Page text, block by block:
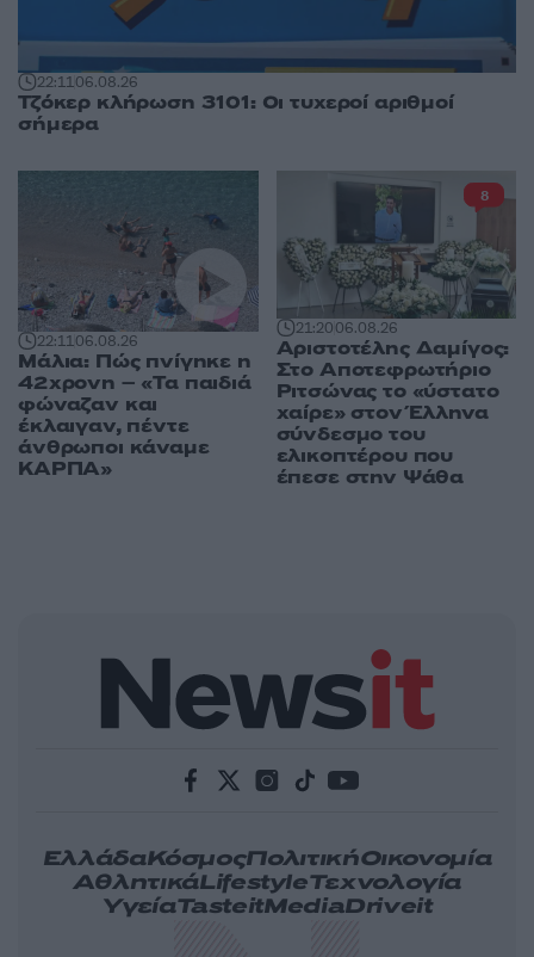
22:1106.08.26
Τζόκερ κλήρωση 3101: Οι τυχεροί αριθμοί
σήμερα
22:1106.08.26
Μάλια: Πώς πνίγηκε η
42χρονη – «Τα παιδιά
φώναζαν και
έκλαιγαν, πέντε
άνθρωποι κάναμε
ΚΑΡΠΑ»
21:2006.08.26
Αριστοτέλης Δαμίγος:
Στο Αποτεφρωτήριο
Ριτσώνας το «ύστατο
χαίρε» στον Έλληνα
σύνδεσμο του
ελικοπτέρου που
έπεσε στην Ψάθα
8
ΕλλάδαΚόσμοςΠολιτικήΟικονομία
ΑθλητικάLifestyleΤεχνολογία
ΥγείαTasteitMediaDriveit